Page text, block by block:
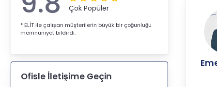
Çok Popüler
* ELİT ile çalışan müşterilerin büyük bir çoğunluğu
memnuniyet bildirdi.
Ofisle İletişime Geçin